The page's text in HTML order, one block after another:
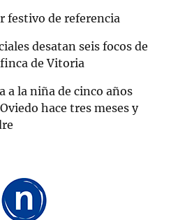
festivo de referencia
desatan seis focos de
de Vitoria
a la niña de cinco años
hace tres meses y